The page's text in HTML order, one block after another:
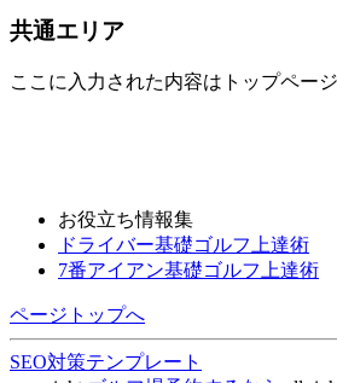
共通エリア
ここに入力された内容はトップペー
お役立ち情報集
ドライバー基礎ゴルフ上達術
7番アイアン基礎ゴルフ上達術
ページトップへ
SEO対策テンプレート